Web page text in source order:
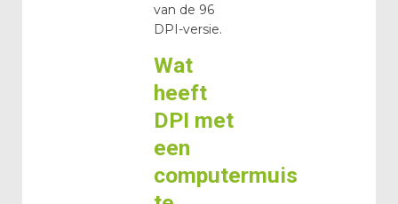
van de 96
DPI-versie.
Wat
heeft
DPI met
een
computermuis